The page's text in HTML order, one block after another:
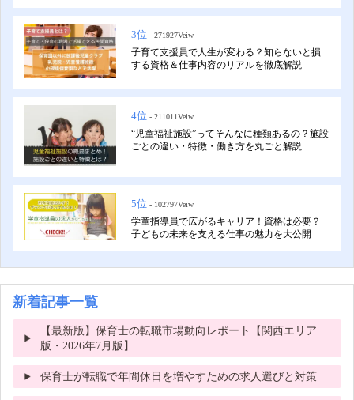
3位 - 271927Veiw
子育て支援員で人生が変わる？知らないと損
する資格＆仕事内容のリアルを徹底解説
4位 - 211011Veiw
“児童福祉施設”ってそんなに種類あるの？施設
ごとの違い・特徴・働き方を丸ごと解説
5位 - 102797Veiw
学童指導員で広がるキャリア！資格は必要？
子どもの未来を支える仕事の魅力を大公開
新着記事一覧
【最新版】保育士の転職市場動向レポート【関西エリア
版・2026年7月版】
保育士が転職で年間休日を増やすための求人選びと対策